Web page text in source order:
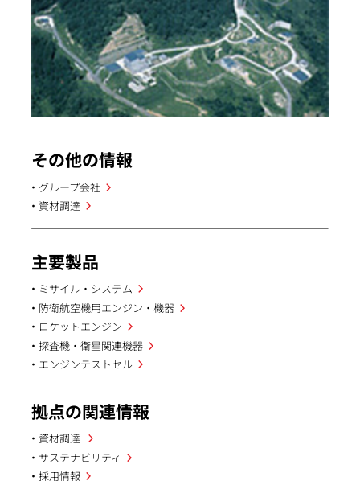
その他の情報
グループ会社
資材調達
主要製品
ミサイル・システム
防衛航空機用エンジン・機器
ロケットエンジン
探査機・衛星関連機器
エンジンテストセル
拠点の関連情報
資材調達
サステナビリティ
採用情報